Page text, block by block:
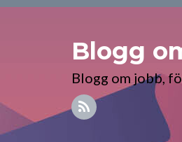
Blogg
Blogg om jobb,